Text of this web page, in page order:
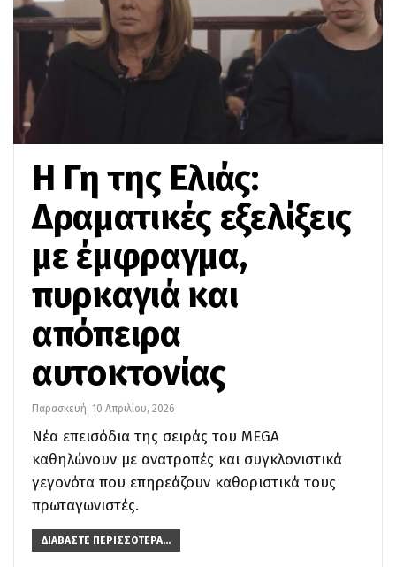
Η Γη της Ελιάς:
Δραματικές εξελίξεις
με έμφραγμα,
πυρκαγιά και
απόπειρα
αυτοκτονίας
Παρασκευή, 10 Απριλίου, 2026
Νέα επεισόδια της σειράς του MEGA
καθηλώνουν με ανατροπές και συγκλονιστικά
γεγονότα που επηρεάζουν καθοριστικά τους
πρωταγωνιστές.
ΔΙΑΒΆΣΤΕ ΠΕΡΙΣΣΌΤΕΡΑ...